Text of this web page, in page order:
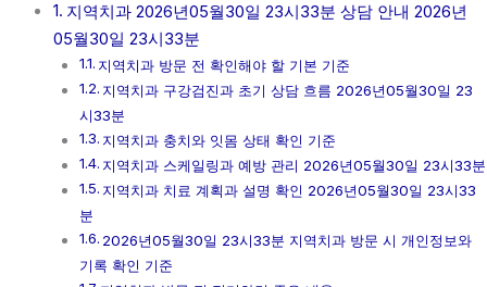
지역치과 2026년05월30일 23시33분 상담 안내 2026년
05월30일 23시33분
지역치과 방문 전 확인해야 할 기본 기준
지역치과 구강검진과 초기 상담 흐름 2026년05월30일 23
시33분
지역치과 충치와 잇몸 상태 확인 기준
지역치과 스케일링과 예방 관리 2026년05월30일 23시33분
지역치과 치료 계획과 설명 확인 2026년05월30일 23시33
분
2026년05월30일 23시33분 지역치과 방문 시 개인정보와
기록 확인 기준